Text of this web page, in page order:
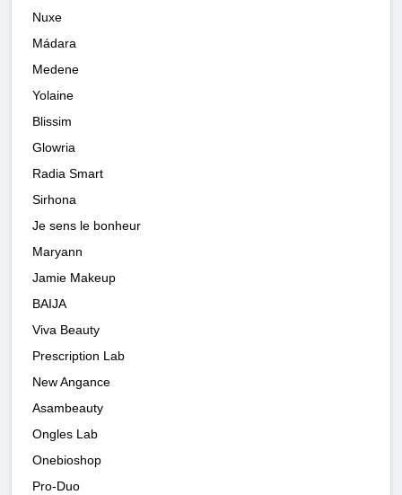
Nuxe
Mádara
Medene
Yolaine
Blissim
Glowria
Radia Smart
Sirhona
Je sens le bonheur
Maryann
Jamie Makeup
BAIJA
Viva Beauty
Prescription Lab
New Angance
Asambeauty
Ongles Lab
Onebioshop
Pro-Duo